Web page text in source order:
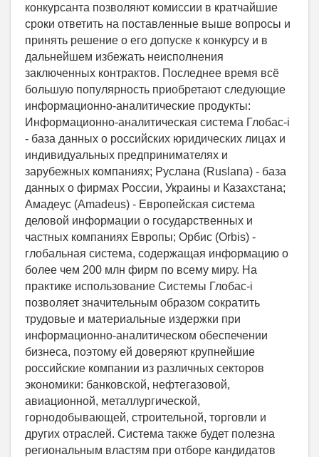
конкурсанта позволяют комиссии в кратчайшие
сроки ответить на поставленные выше вопросы и
принять решение о его допуске к конкурсу и в
дальнейшем избежать неисполнения
заключенных контрактов. Последнее время всё
большую популярность приобретают следующие
информационно-аналитические продукты:
Информационно-аналитическая система Глобас-i
- база данных о российских юридических лицах и
индивидуальных предпринимателях и
зарубежных компаниях; Руслана (Ruslana) - база
данных о фирмах России, Украины и Казахстана;
Амадеус (Amadeus) - Европейская система
деловой информации о государственных и
частных компаниях Европы; Орбис (Orbis) -
глобальная система, содержащая информацию о
более чем 200 млн фирм по всему миру. На
практике использование Системы Глобас-i
позволяет значительным образом сократить
трудовые и материальные издержки при
информационно-аналитическом обеспечении
бизнеса, поэтому ей доверяют крупнейшие
российские компании из различных секторов
экономики: банковской, нефтегазовой,
авиационной, металлургической,
горнодобывающей, строительной, торговли и
других отраслей. Система также будет полезна
региональным властям при отборе кандидатов